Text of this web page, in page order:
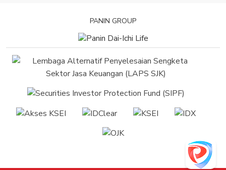
PANIN GROUP